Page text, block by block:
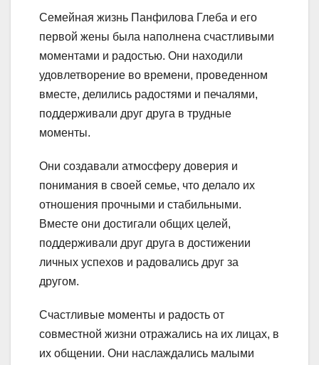
Семейная жизнь Панфилова Глеба и его
первой жены была наполнена счастливыми
моментами и радостью. Они находили
удовлетворение во времени, проведенном
вместе, делились радостями и печалями,
поддерживали друг друга в трудные
моменты.
Они создавали атмосферу доверия и
понимания в своей семье, что делало их
отношения прочными и стабильными.
Вместе они достигали общих целей,
поддерживали друг друга в достижении
личных успехов и радовались друг за
другом.
Счастливые моменты и радость от
совместной жизни отражались на их лицах, в
их общении. Они наслаждались малыми